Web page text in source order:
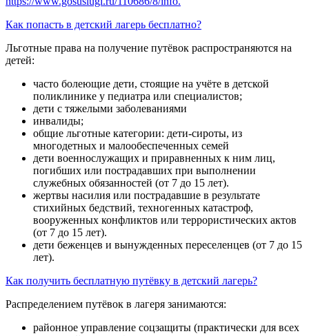
Как попасть в детский лагерь бесплатно?
Льготные права на получение путёвок распространяются на
детей:
часто болеющие дети, стоящие на учёте в детской
поликлинике у педиатра или специалистов;
дети с тяжелыми заболеваниями
инвалиды;
общие льготные категории: дети-сироты, из
многодетных и малообеспеченных семей
дети военнослужащих и приравненных к ним лиц,
погибших или пострадавших при выполнении
служебных обязанностей (от 7 до 15 лет).
жертвы насилия или пострадавшие в результате
стихийных бедствий, техногенных катастроф,
вооруженных конфликтов или террористических актов
(от 7 до 15 лет).
дети беженцев и вынужденных переселенцев (от 7 до 15
лет).
Как получить бесплатную путёвку в детский лагерь?
Распределением путёвок в лагеря занимаются:
районное управление соцзащиты (практически для всех